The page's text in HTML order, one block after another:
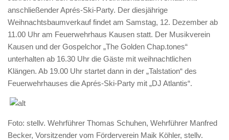
anschließender Aprés-Ski-Party. Der diesjährige
Weihnachtsbaumverkauf findet am Samstag, 12. Dezember ab
11.00 Uhr am Feuerwehrhaus Kausen statt. Der Musikverein
Kausen und der Gospelchor „The Golden Chap.tones“
unterhalten ab 16.30 Uhr die Gäste mit weihnachtlichen
Klängen. Ab 19.00 Uhr startet dann in der „Talstation“ des
Feuerwehrhauses die Aprés-Ski-Party mit „DJ Atlantis“.
Foto: stellv. Wehrführer Thomas Schuhen, Wehrführer Manfred
Becker, Vorsitzender vom Förderverein Maik Köhler, stellv.